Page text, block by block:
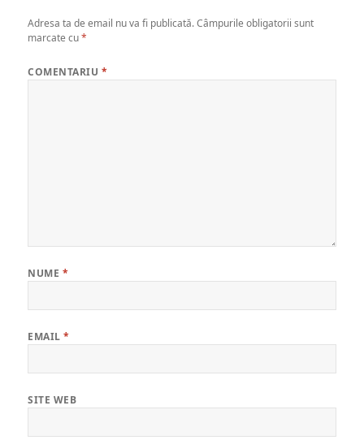
Adresa ta de email nu va fi publicată. Câmpurile obligatorii sunt
marcate cu*
COMENTARIU *
NUME *
EMAIL*
SITE WEB